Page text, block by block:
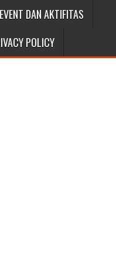
EVENT DAN AKTIFITAS
POLICY